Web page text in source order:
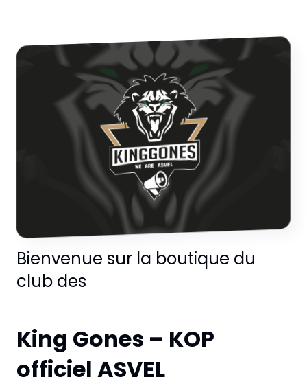
Bienvenue sur la boutique du
club des
King Gones – KOP
officiel ASVEL